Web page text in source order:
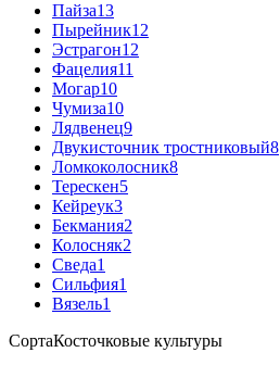
Пайза13
Пырейник12
Эстрагон12
Фацелия11
Могар10
Чумиза10
Лядвенец9
Двукисточник тростниковый8
Ломкоколосник8
Терескен5
Кейреук3
Бекмания2
Колосняк2
Сведа1
Сильфия1
Вязель1
СортаКосточковые культуры